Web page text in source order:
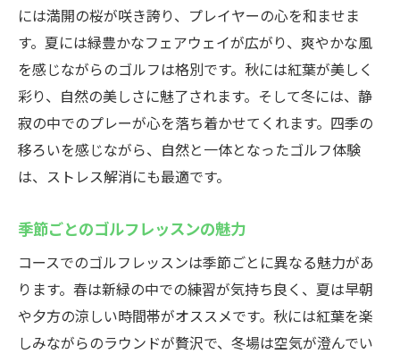
には満開の桜が咲き誇り、プレイヤーの心を和ませま
す。夏には緑豊かなフェアウェイが広がり、爽やかな風
を感じながらのゴルフは格別です。秋には紅葉が美しく
彩り、自然の美しさに魅了されます。そして冬には、静
寂の中でのプレーが心を落ち着かせてくれます。四季の
移ろいを感じながら、自然と一体となったゴルフ体験
は、ストレス解消にも最適です。
季節ごとのゴルフレッスンの魅力
コースでのゴルフレッスンは季節ごとに異なる魅力があ
ります。春は新緑の中での練習が気持ち良く、夏は早朝
や夕方の涼しい時間帯がオススメです。秋には紅葉を楽
しみながらのラウンドが贅沢で、冬場は空気が澄んでい